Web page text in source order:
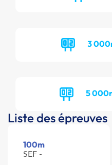
3
5
Liste des épreuves
100m
SEF -